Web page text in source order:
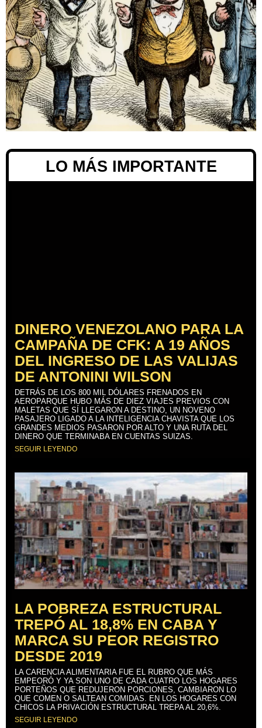
LO MÁS IMPORTANTE
DINERO VENEZOLANO PARA LA
CAMPAÑA DE CFK: A 19 AÑOS
DEL INGRESO DE LAS VALIJAS
DE ANTONINI WILSON
DETRÁS DE LOS 800 MIL DÓLARES FRENADOS EN
AEROPARQUE HUBO MÁS DE DIEZ VIAJES PREVIOS CON
MALETAS QUE SÍ LLEGARON A DESTINO, UN NOVENO
PASAJERO LIGADO A LA INTELIGENCIA CHAVISTA QUE LOS
GRANDES MEDIOS PASARON POR ALTO Y UNA RUTA DEL
DINERO QUE TERMINABA EN CUENTAS SUIZAS.
SEGUIR LEYENDO
LA POBREZA ESTRUCTURAL
TREPÓ AL 18,8% EN CABA Y
MARCA SU PEOR REGISTRO
DESDE 2019
LA CARENCIA ALIMENTARIA FUE EL RUBRO QUE MÁS
EMPEORÓ Y YA SON UNO DE CADA CUATRO LOS HOGARES
PORTEÑOS QUE REDUJERON PORCIONES, CAMBIARON LO
QUE COMEN O SALTEAN COMIDAS. EN LOS HOGARES CON
CHICOS LA PRIVACIÓN ESTRUCTURAL TREPA AL 20,6%.
SEGUIR LEYENDO